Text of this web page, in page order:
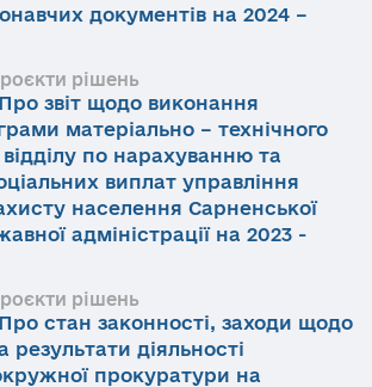
документів на 2024 –
рішень
Про звіт щодо виконання
матеріально – технічного
по нарахуванню та
виплат управління
населення Сарненської
адміністрації на 2023 -
рішень
Про стан законності, заходи щодо
результати діяльності
прокуратури на